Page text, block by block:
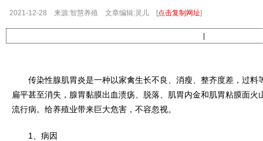
2021-12-28 来源:智慧养殖 文章编辑:灵儿 [点击复制网址]
传染性腺肌胃炎是一种以家禽生长不良、消瘦、整齐度差，过料
扁平甚至消失，腺胃黏膜出血溃疡、脱落、肌胃内金和肌胃粘膜面
流行病。给养殖业带来巨大危害，不容忽视。
1、病因